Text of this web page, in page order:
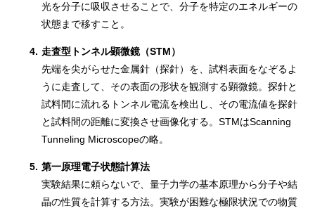
光を分子に吸収させることで、分子を特定のエネルギーの
状態まで移すこと。
4. 走査型トンネル顕微鏡（STM）
先端を尖がらせた金属針（探針）を、試料表面をなぞるよ
うに走査して、その表面の形状を観測する顕微鏡。探針と
試料間に流れるトンネル電流を検出し、その電流値を探針
と試料間の距離に変換させ画像化する。STMはScanning
Tunneling Microscopeの略。
5. 第一原理電子状態計算法
実験結果に頼らないで、量子力学の基本原理から分子や結
晶の性質を計算する方法。実験が困難な極限状況での物質